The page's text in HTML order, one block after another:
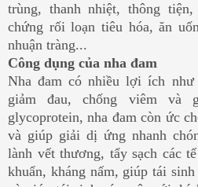
trùng, thanh nhiệt, thông
chứng rối loạn tiêu hóa, ăn
nhuận tràng...
Công dụng của nha đam
Nha đam có nhiều lợi ích
giảm đau, chống viêm và
glycoprotein, nha đam còn ức
và giúp giải dị ứng nhanh
lành vết thương, tẩy sạch các
khuẩn, kháng nấm, giúp tái